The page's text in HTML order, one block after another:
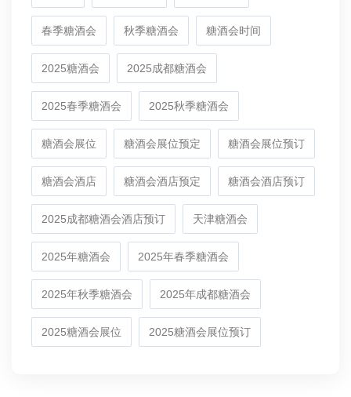
春季糖酒会 秋季糖酒会 糖酒会时间
2025糖酒会 2025成都糖酒会
2025春季糖酒会 2025秋季糖酒会
糖酒会展位 糖酒会展位预定 糖酒会展位预订
糖酒会酒店 糖酒会酒店预定 糖酒会酒店预订
2025成都糖酒会酒店预订 天津糖酒会
2025年糖酒会 2025年春季糖酒会
2025年秋季糖酒会 2025年成都糖酒会
2025糖酒会展位 2025糖酒会展位预订